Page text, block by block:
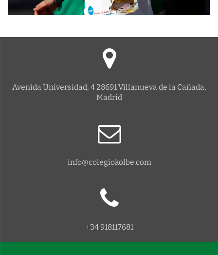
Avenida Universidad, 4 28691 Villanueva de la Cañada,
Madrid
info@colegiokolbe.com
+34 918117681